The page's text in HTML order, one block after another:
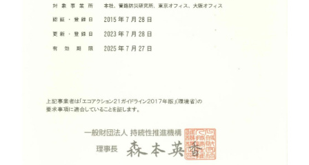
採用情報 Recruit
webカタログ